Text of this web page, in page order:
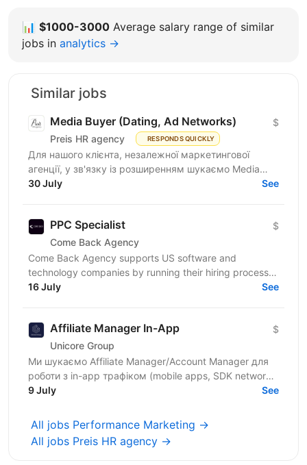
📊 $1000-3000 Average salary range of similar
jobs in analytics →
Similar jobs
Media Buyer (Dating, Ad Networks)
Preis HR agency RESPONDS QUICKLY
$
Для нашого клієнта, незалежної маркетингової
агенції, у зв'язку із розширенням шукаємо Media
Buyer (Dating, Ad Networks) з можливістю
30 July See
PPC Specialist
Come Back Agency
$
Come Back Agency supports US software and
technology companies by running their hiring process.
We work with delivery and leadership teams to define
16 July See
Affiliate Manager In-App
Unicore Group
$
Ми шукаємо Affiliate Manager/Account Manager для
роботи з in-app трафіком (mobile apps, SDK networks,
DSP, direct publishers). Фокус — масштабування...
9 July See
All jobs Performance Marketing →
All jobs Preis HR agency →